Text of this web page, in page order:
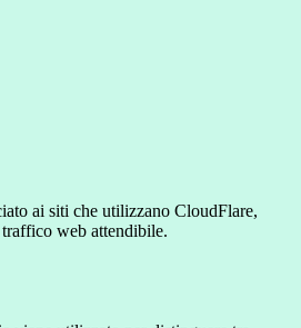
ai siti che utilizzano CloudFlare,
web attendibile.